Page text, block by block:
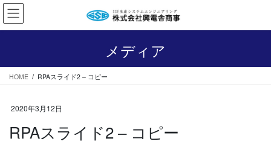
コ
ン
テ
へ
ナ
ビ
ゲ
ョ
メディア
HOME RPAスライド2 – コピー
2020年3月12日
RPAスライド2 – コピー